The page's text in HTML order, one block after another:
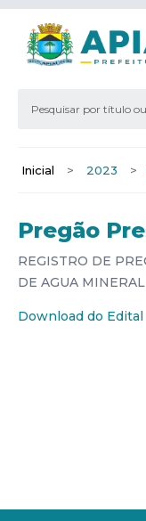
Inicial > 2023 >
Pregão
REGISTRO DE
DE AGUA
Download do Edital